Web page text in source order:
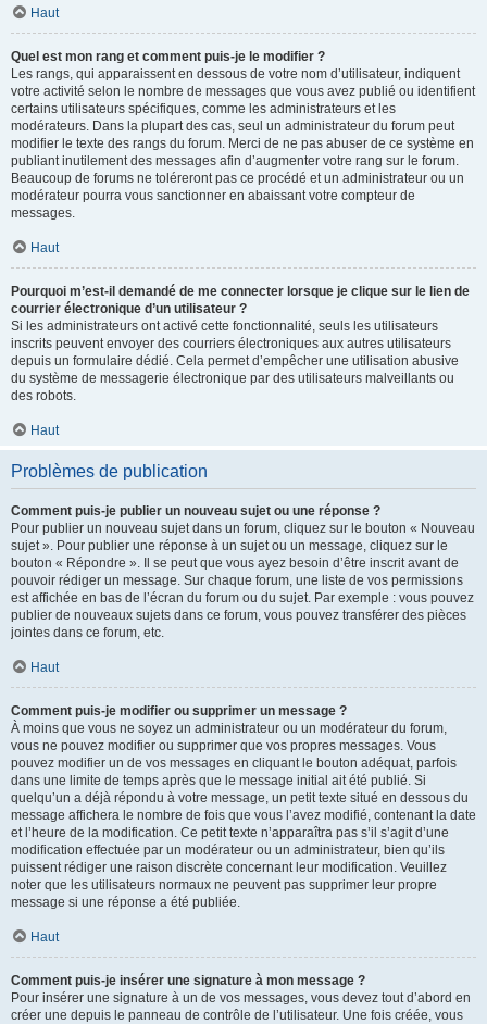
Haut
Quel est mon rang et comment puis-je le modifier ?
Les rangs, qui apparaissent en dessous de votre nom d’utilisateur, indiquent
votre activité selon le nombre de messages que vous avez publié ou identifient
certains utilisateurs spécifiques, comme les administrateurs et les
modérateurs. Dans la plupart des cas, seul un administrateur du forum peut
modifier le texte des rangs du forum. Merci de ne pas abuser de ce système en
publiant inutilement des messages afin d’augmenter votre rang sur le forum.
Beaucoup de forums ne toléreront pas ce procédé et un administrateur ou un
modérateur pourra vous sanctionner en abaissant votre compteur de
messages.
Haut
Pourquoi m’est-il demandé de me connecter lorsque je clique sur le lien de
courrier électronique d’un utilisateur ?
Si les administrateurs ont activé cette fonctionnalité, seuls les utilisateurs
inscrits peuvent envoyer des courriers électroniques aux autres utilisateurs
depuis un formulaire dédié. Cela permet d’empêcher une utilisation abusive
du système de messagerie électronique par des utilisateurs malveillants ou
des robots.
Haut
Problèmes de publication
Comment puis-je publier un nouveau sujet ou une réponse ?
Pour publier un nouveau sujet dans un forum, cliquez sur le bouton « Nouveau
sujet ». Pour publier une réponse à un sujet ou un message, cliquez sur le
bouton « Répondre ». Il se peut que vous ayez besoin d’être inscrit avant de
pouvoir rédiger un message. Sur chaque forum, une liste de vos permissions
est affichée en bas de l’écran du forum ou du sujet. Par exemple : vous pouvez
publier de nouveaux sujets dans ce forum, vous pouvez transférer des pièces
jointes dans ce forum, etc.
Haut
Comment puis-je modifier ou supprimer un message ?
À moins que vous ne soyez un administrateur ou un modérateur du forum,
vous ne pouvez modifier ou supprimer que vos propres messages. Vous
pouvez modifier un de vos messages en cliquant le bouton adéquat, parfois
dans une limite de temps après que le message initial ait été publié. Si
quelqu’un a déjà répondu à votre message, un petit texte situé en dessous du
message affichera le nombre de fois que vous l’avez modifié, contenant la date
et l’heure de la modification. Ce petit texte n’apparaîtra pas s’il s’agit d’une
modification effectuée par un modérateur ou un administrateur, bien qu’ils
puissent rédiger une raison discrète concernant leur modification. Veuillez
noter que les utilisateurs normaux ne peuvent pas supprimer leur propre
message si une réponse a été publiée.
Haut
Comment puis-je insérer une signature à mon message ?
Pour insérer une signature à un de vos messages, vous devez tout d’abord en
créer une depuis le panneau de contrôle de l’utilisateur. Une fois créée, vous